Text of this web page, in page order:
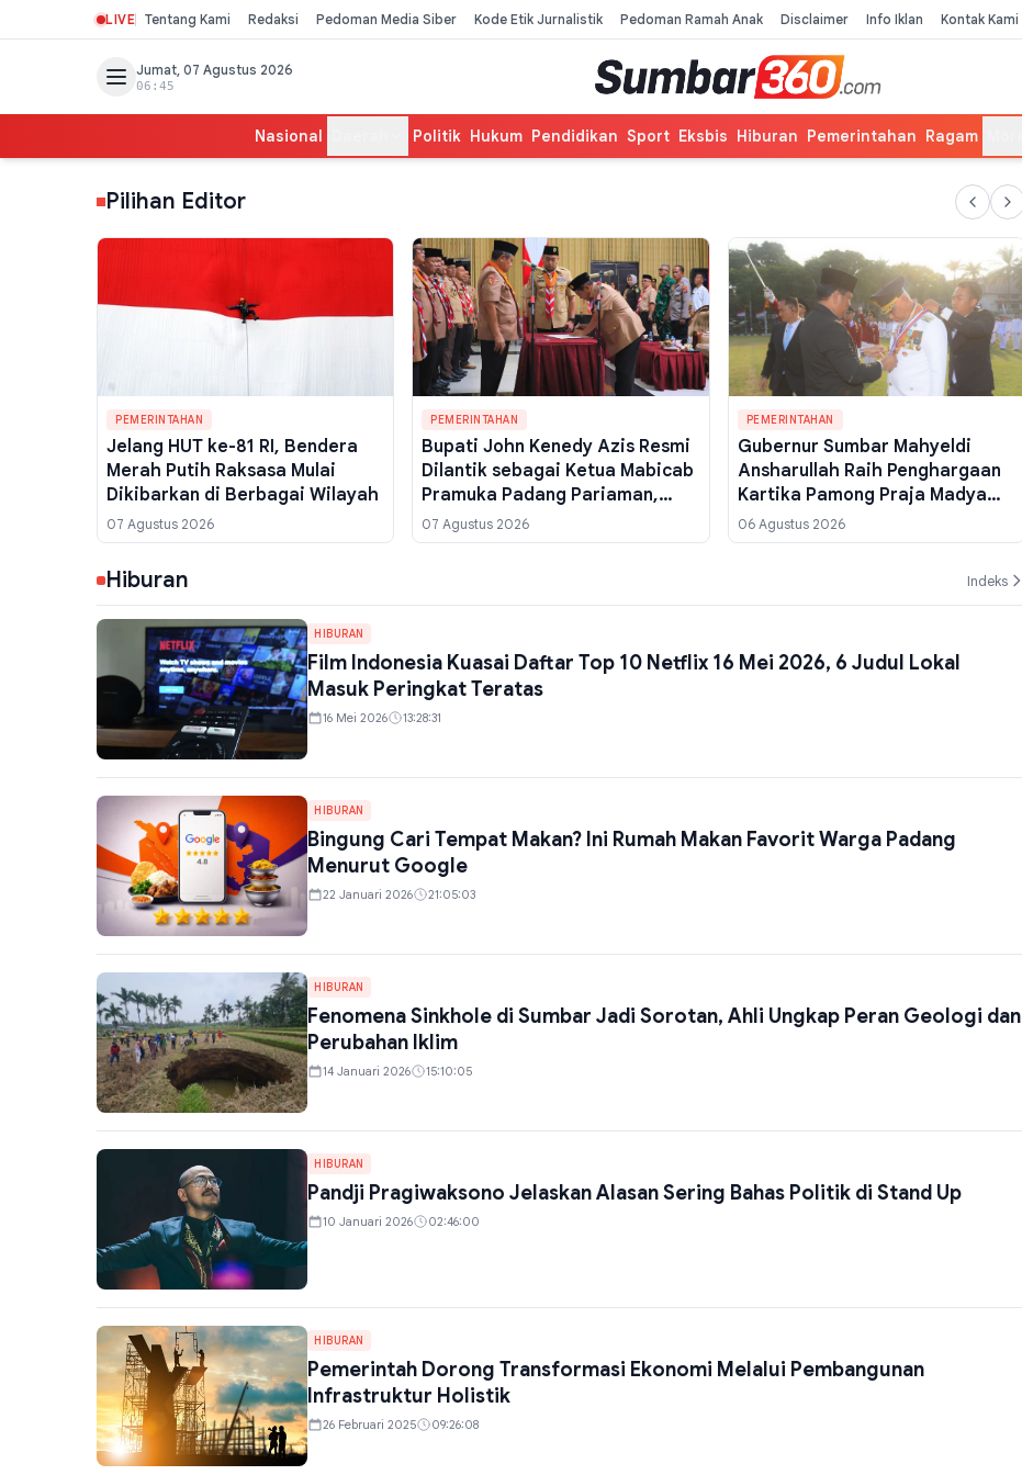
LIVE Tentang Kami Redaksi Pedoman Media Siber Kode Etik Jurnalistik Pedoman Ramah Anak Disclaimer Info Iklan Kontak Kami
Jumat, 07 Agustus 2026
06:45
Nasional Politik Hukum Pendidikan Sport Eksbis Hiburan Pemerintahan Ragam
Pilihan Editor
PEMERINTAHAN
Jelang HUT ke-81 RI, Bendera
Merah Putih Raksasa Mulai
Dikibarkan di Berbagai Wilayah
07 Agustus 2026
PEMERINTAHAN
Bupati John Kenedy Azis Resmi
Dilantik sebagai Ketua Mabicab
Pramuka Padang Pariaman,
Dewiwarman Pimpin Kwarcab
07 Agustus 2026
PEMERINTAHAN
Gubernur Sumbar Mahyeldi
Ansharullah Raih Penghargaan
Kartika Pamong Praja Madya
dari IPDN, Ini Kriterianya
06 Agustus 2026
Hiburan Indeks
HIBURAN
Film Indonesia Kuasai Daftar Top 10 Netflix 16 Mei 2026, 6 Judul Lokal
Masuk Peringkat Teratas
16 Mei 2026 13:28:31
HIBURAN
Bingung Cari Tempat Makan? Ini Rumah Makan Favorit Warga Padang
Menurut Google
22 Januari 2026 21:05:03
HIBURAN
Fenomena Sinkhole di Sumbar Jadi Sorotan, Ahli Ungkap Peran Geologi dan
Perubahan Iklim
14 Januari 2026 15:10:05
HIBURAN
Pandji Pragiwaksono Jelaskan Alasan Sering Bahas Politik di Stand Up
10 Januari 2026 02:46:00
HIBURAN
Pemerintah Dorong Transformasi Ekonomi Melalui Pembangunan
Infrastruktur Holistik
26 Februari 2025 09:26:08